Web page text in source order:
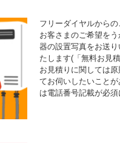
フリーダイヤルから
お客さまのご希望を
器の設置写真をお送
たします(「無料お見
お見積りに関しては
てお伺いしたいこと
は電話番号記載が必